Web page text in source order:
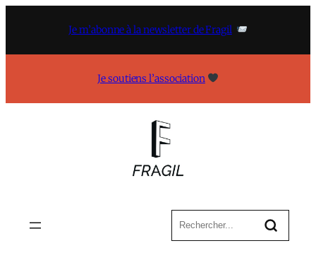
Je m’abonne à la newsletter de Fragil
Je soutiens l’association